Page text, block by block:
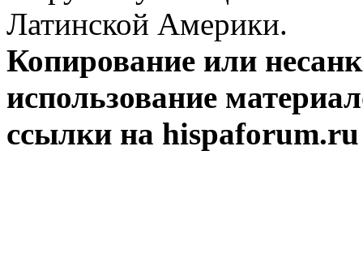
Латинской Америки.
Копирование или
использование
ссылки на hispaforum.ru